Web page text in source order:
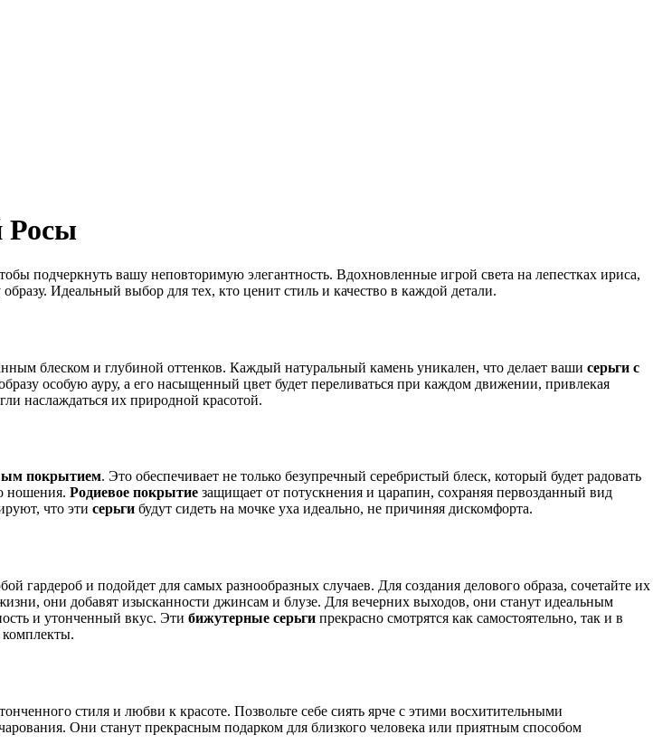
Росы
подчеркнуть вашу неповторимую элегантность. Вдохновленные игрой света на лепестках ириса,
Идеальный выбор для тех, кто ценит стиль и качество в каждой детали.
блеском и глубиной оттенков. Каждый натуральный камень уникален, что делает ваши серьги с
особую ауру, а его насыщенный цвет будет переливаться при каждом движении, привлекая
наслаждаться их природной красотой.
покрытием. Это обеспечивает не только безупречный серебристый блеск, который будет радовать
ношения. Родиевое покрытие защищает от потускнения и царапин, сохраняя первозданный вид
что эти серьги будут сидеть на мочке уха идеально, не причиняя дискомфорта.
гардероб и подойдет для самых разнообразных случаев. Для создания делового образа, сочетайте их
они добавят изысканности джинсам и блузе. Для вечерних выходов, они станут идеальным
и утонченный вкус. Эти бижутерные серьги прекрасно смотрятся как самостоятельно, так и в
комплекты.
стиля и любви к красоте. Позвольте себе сиять ярче с этими восхитительными
Они станут прекрасным подарком для близкого человека или приятным способом